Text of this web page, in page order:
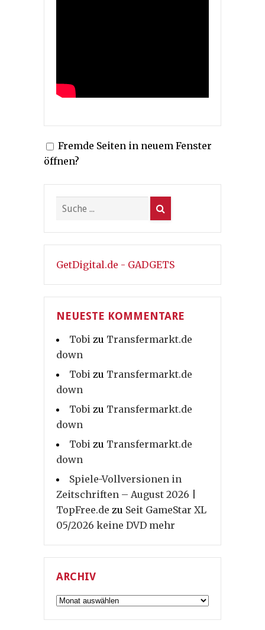
Fremde Seiten in neuem Fenster
öffnen?
GetDigital.de - GADGETS
NEUESTE KOMMENTARE
Tobi zu Transfermarkt.de
down
Tobi zu Transfermarkt.de
down
Tobi zu Transfermarkt.de
down
Tobi zu Transfermarkt.de
down
Spiele-Vollversionen in
Zeitschriften – August 2026 |
TopFree.de zu Seit GameStar XL
05/2026 keine DVD mehr
ARCHIV
Archiv